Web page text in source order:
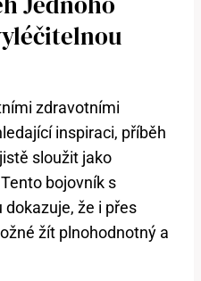
zdravotními
inspiraci, příběh
sloužit jako
bojovník s
že i přes
žít plnohodnotný a